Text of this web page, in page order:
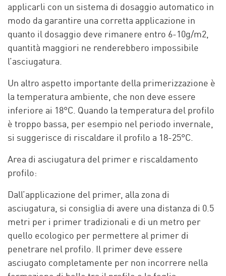
applicarli con un sistema di dosaggio automatico in
modo da garantire una corretta applicazione in
quanto il dosaggio deve rimanere entro 6-10g/m2,
quantità maggiori ne renderebbero impossibile
l’asciugatura.
Un altro aspetto importante della primerizzazione è
la temperatura ambiente, che non deve essere
inferiore ai 18°C. Quando la temperatura del profilo
è troppo bassa, per esempio nel periodo invernale,
si suggerisce di riscaldare il profilo a 18-25°C.
Area di asciugatura del primer e riscaldamento
profilo:
Dall’applicazione del primer, alla zona di
asciugatura, si consiglia di avere una distanza di 0.5
metri per i primer tradizionali e di un metro per
quello ecologico per permettere al primer di
penetrare nel profilo. Il primer deve essere
asciugato completamente per non incorrere nella